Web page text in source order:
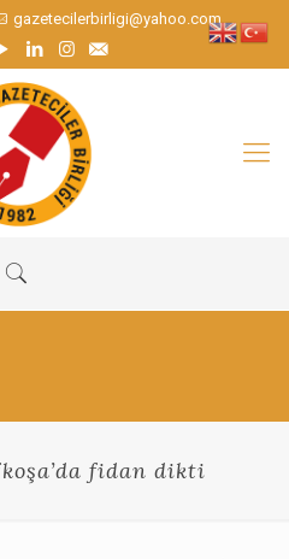
gazetecilerbirligi@yahoo.com
fidan dikti